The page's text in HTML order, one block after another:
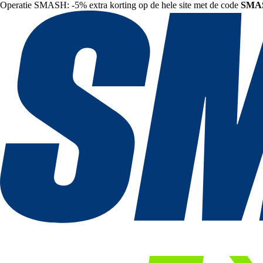
Operatie SMASH: -5% extra korting op de hele site met de code